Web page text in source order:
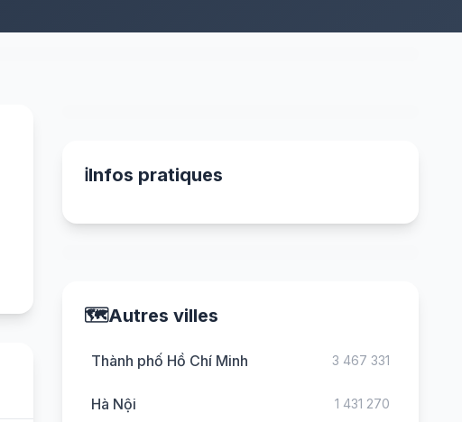
ℹ️Infos pratiques
🗺️Autres villes
Thành phố Hồ Chí Minh 3 467 331
Hà Nội 1 431 270